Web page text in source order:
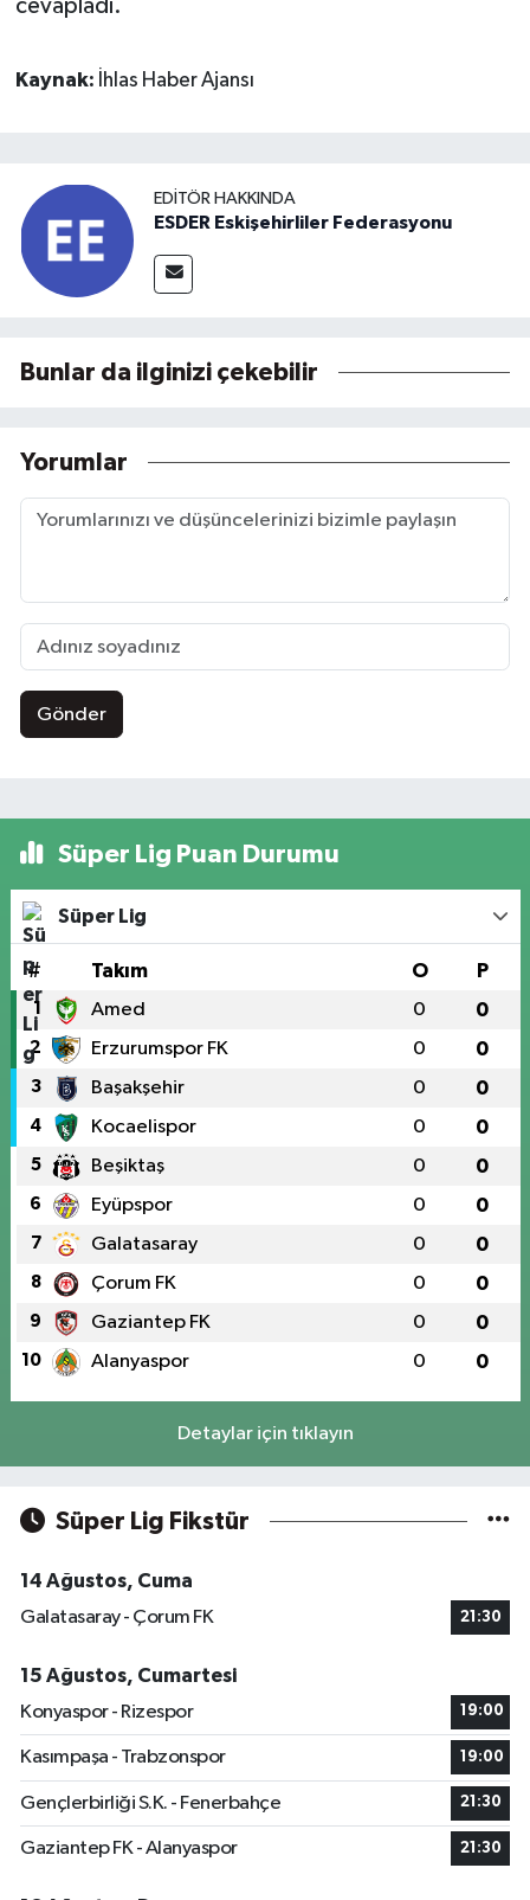
cevapladı.
Kaynak: İhlas Haber Ajansı
EDITÖR HAKKINDA
ESDER Eskişehirliler Federasyonu
Bunlar da ilginizi çekebilir
Yorumlar
Gönder
Süper Lig Puan Durumu
Süper Lig
# Takım O P
1 Amed 0 0
2 Erzurumspor FK 0 0
3 Başakşehir 0 0
4 Kocaelispor 0 0
5 Beşiktaş 0 0
6 Eyüpspor 0 0
7 Galatasaray 0 0
8 Çorum FK 0 0
9 Gaziantep FK 0 0
10 Alanyaspor 0 0
Detaylar için tıklayın
Süper Lig Fikstür
14 Ağustos, Cuma
Galatasaray - Çorum FK
21:30
15 Ağustos, Cumartesi
Konyaspor - Rizespor
19:00
Kasımpaşa - Trabzonspor 19:00
Gençlerbirliği S.K. - Fenerbahçe 21:30
Gaziantep FK - Alanyaspor 21:30